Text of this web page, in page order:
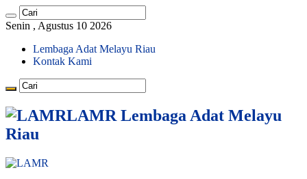
Senin , Agustus 10 2026
Lembaga Adat Melayu Riau
Kontak Kami
LAMR Lembaga Adat Melayu
Riau